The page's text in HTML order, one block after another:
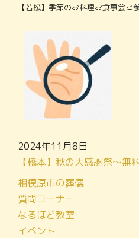
【若松】季節のお料理お食事会ご
2024年11月8日
【橋本】秋の大感謝祭～無
相模原市の葬儀
質問コーナー
なるほど教室
イベント